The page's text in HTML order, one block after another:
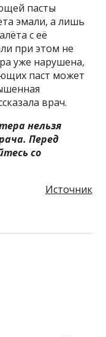
пасты
эмали, а лишь
с её
при этом не
уже нарушена,
паст может
врач.
нельзя
Перед
со
Источник